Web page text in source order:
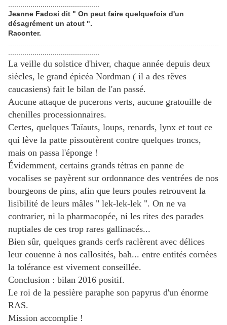
Jeanne Fadosi dit " On peut faire quelquefois d'un
désagrément un atout ".
Raconter.
La veille du solstice d'hiver, chaque année depuis deux
siècles, le grand épicéa Nordman ( il a des rêves
caucasiens) fait le bilan de l'an passé.
Aucune attaque de pucerons verts, aucune gratouille de
chenilles processionnaires.
Certes, quelques Taïauts, loups, renards, lynx et tout ce
qui lève la patte pissoutèrent contre quelques troncs,
mais on passa l'éponge !
Évidemment, certains grands tétras en panne de
vocalises se payèrent sur ordonnance des ventrées de nos
bourgeons de pins, afin que leurs poules retrouvent la
lisibilité de leurs mâles " lek-lek-lek ". On ne va
contrarier, ni la pharmacopée, ni les rites des parades
nuptiales de ces trop rares gallinacés...
Bien sûr, quelques grands cerfs raclèrent avec délices
leur couenne à nos callosités, bah... entre entités cornées
la tolérance est vivement conseillée.
Conclusion : bilan 2016 positif.
Le roi de la pessière paraphe son papyrus d'un énorme
RAS.
Mission accomplie !